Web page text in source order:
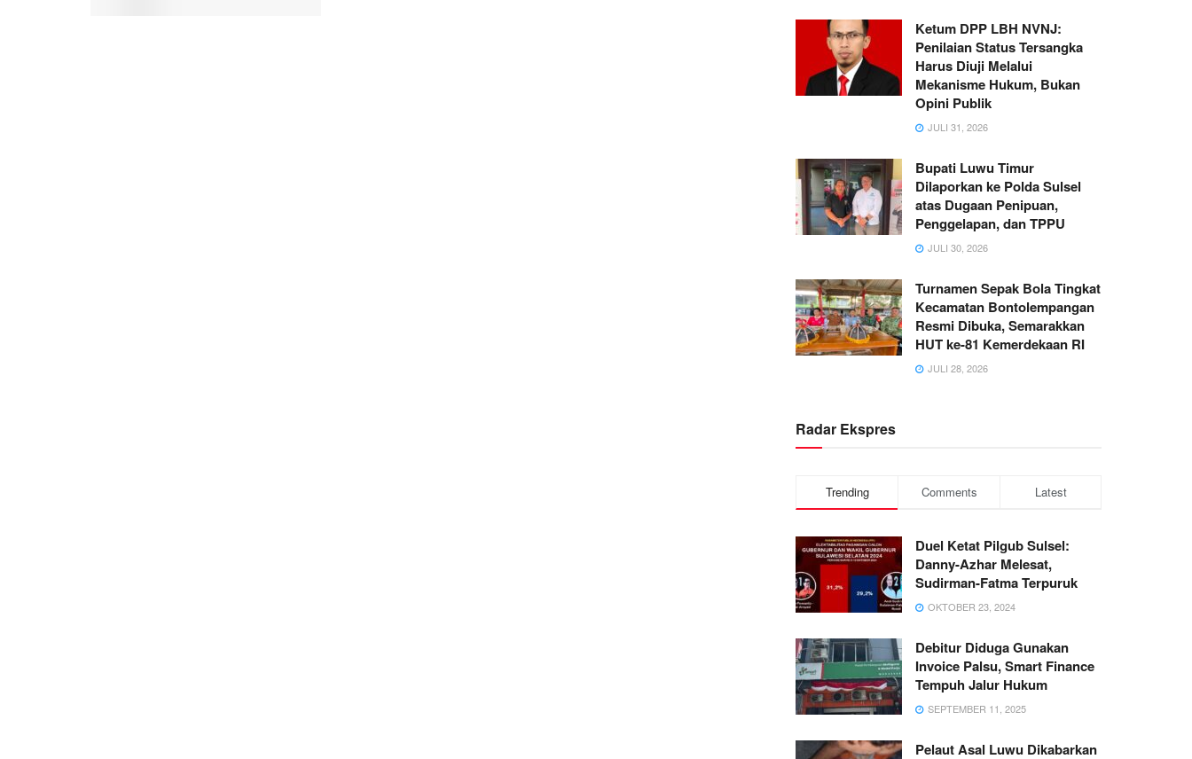
Ketum DPP LBH NVNJ:
Penilaian Status Tersangka
Harus Diuji Melalui
Mekanisme Hukum, Bukan
Opini Publik
JULI 31, 2026
Bupati Luwu Timur
Dilaporkan ke Polda Sulsel
atas Dugaan Penipuan,
Penggelapan, dan TPPU
JULI 30, 2026
Turnamen Sepak Bola Tingkat
Kecamatan Bontolempangan
Resmi Dibuka, Semarakkan
HUT ke-81 Kemerdekaan RI
JULI 28, 2026
Radar Ekspres
Trending Comments Latest
Duel Ketat Pilgub Sulsel:
Danny-Azhar Melesat,
Sudirman-Fatma Terpuruk
OKTOBER 23, 2024
Debitur Diduga Gunakan
Invoice Palsu, Smart Finance
Tempuh Jalur Hukum
SEPTEMBER 11, 2025
Pelaut Asal Luwu Dikabarkan